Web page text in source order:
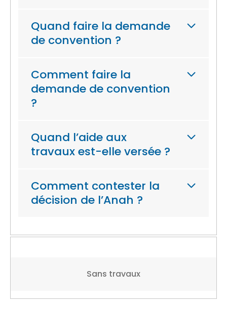
Quand faire la demande
de convention ?
Comment faire la
demande de convention
?
Quand l’aide aux
travaux est-elle versée ?
Comment contester la
décision de l’Anah ?
Sans travaux